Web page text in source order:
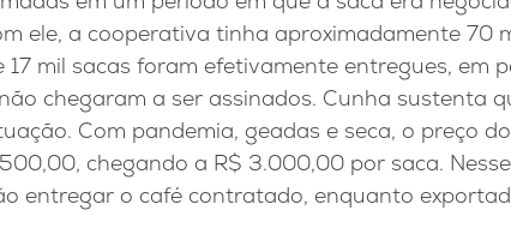
ele, a cooperativa tinha aproximadamente 70
17 mil sacas foram efetivamente entregues, em
chegaram a ser assinados. Cunha sustenta
Com pandemia, geadas e seca, o preço
chegando a R$ 3.000,00 por saca.
entregar o café contratado, enquanto